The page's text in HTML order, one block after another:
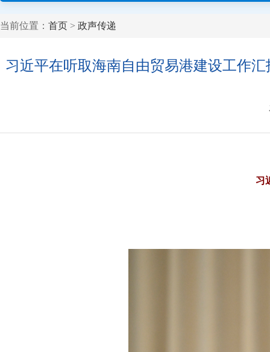
当前位置： 首页 > 政声传递
习近平在听取海南自由贸易港建设工作
习